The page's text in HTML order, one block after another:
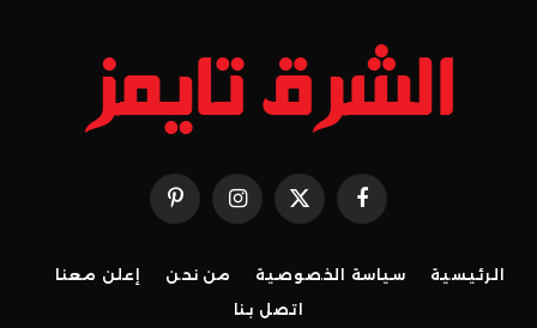
فيسبوك X
(Twitter)
الانستغرامبينتيريست
الرئيسية سياسة الخصوصية من نحن
إعلن معنا
اتصل بنا